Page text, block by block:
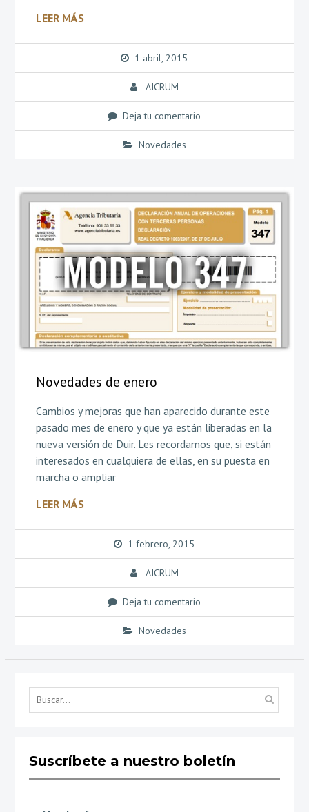
LEER MÁS
1 abril, 2015
AICRUM
Deja tu comentario
Novedades
Novedades de enero
Cambios y mejoras que han aparecido durante este
pasado mes de enero y que ya están liberadas en la
nueva versión de Duir. Les recordamos que, si están
interesados en cualquiera de ellas, en su puesta en
marcha o ampliar
LEER MÁS
1 febrero, 2015
AICRUM
Deja tu comentario
Novedades
Suscríbete a nuestro boletín